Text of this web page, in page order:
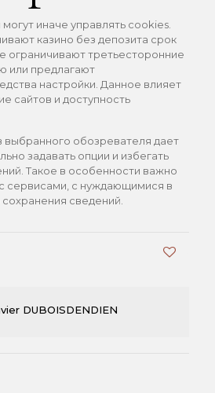
иначе управлять cookies.
казино без депозита срок
ограничивают третьесторонние
или предлагают
настройки. Данное влияет
сайтов и доступность
обозревателя дает
задавать опции и избегать
Такое в особенности важно
сервисами, с нуждающимися в
сведений.
DUBOISDENDIEN